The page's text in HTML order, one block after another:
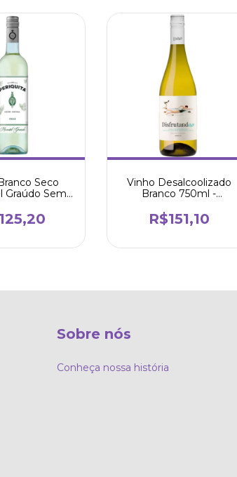
Seco
Graúdo Sem
Vinho Desalcoolizado
Branco 750ml -
R$151,10
Sobre nós
Conheça nossa história